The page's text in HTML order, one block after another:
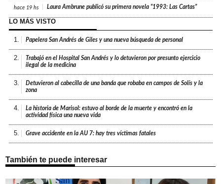
hace 19 hs Laura Ambrune publicó su primera novela “1993: Las Cartas”
LO MÁS VISTO
1. Papelera San Andrés de Giles y una nueva búsqueda de personal
2.
Trabajó en el Hospital San Andrés y lo detuvieron por presunto ejercicio
ilegal de la medicina
3.
Detuvieron al cabecilla de una banda que robaba en campos de Solís y la
zona
4.
La historia de Marisol: estuvo al borde de la muerte y encontró en la
actividad física una nueva vida
5. Grave accidente en la AU 7: hay tres víctimas fatales
También te puede interesar